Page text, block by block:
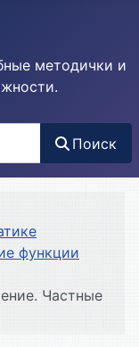
методички и
Поиск
функции
Частные